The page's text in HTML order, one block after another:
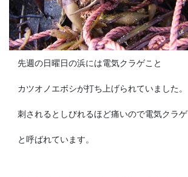
先週の日曜日の浜には電気クラゲこと
カツオノエボシが打ち上げられていました。
刺されるとしびれるほど痛いので電気クラゲ
と呼ばれています。